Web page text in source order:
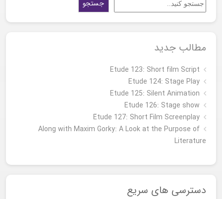
جستجو
مطالب جدید
Etude 123: Short film Script
Etude 124: Stage Play
Etude 125: Silent Animation
Etude 126: Stage show
Étude 127: Short Film Screenplay
Along with Maxim Gorky: A Look at the Purpose of
Literature
دسترسی های سریع